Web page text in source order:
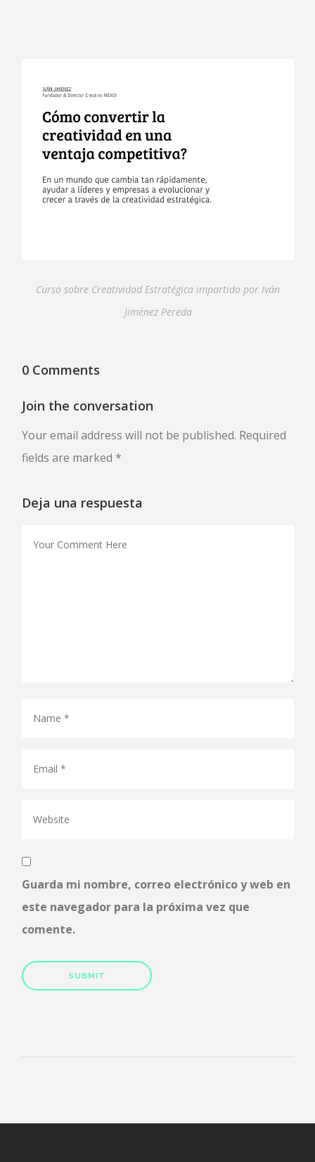
Curso sobre Creatividad Estratégica impartido por Iván
Jiménez Pereda
0 Comments
Join the conversation
Your email address will not be published. Required
fields are marked *
Deja una respuesta
Guarda mi nombre, correo electrónico y web en
este navegador para la próxima vez que
comente.